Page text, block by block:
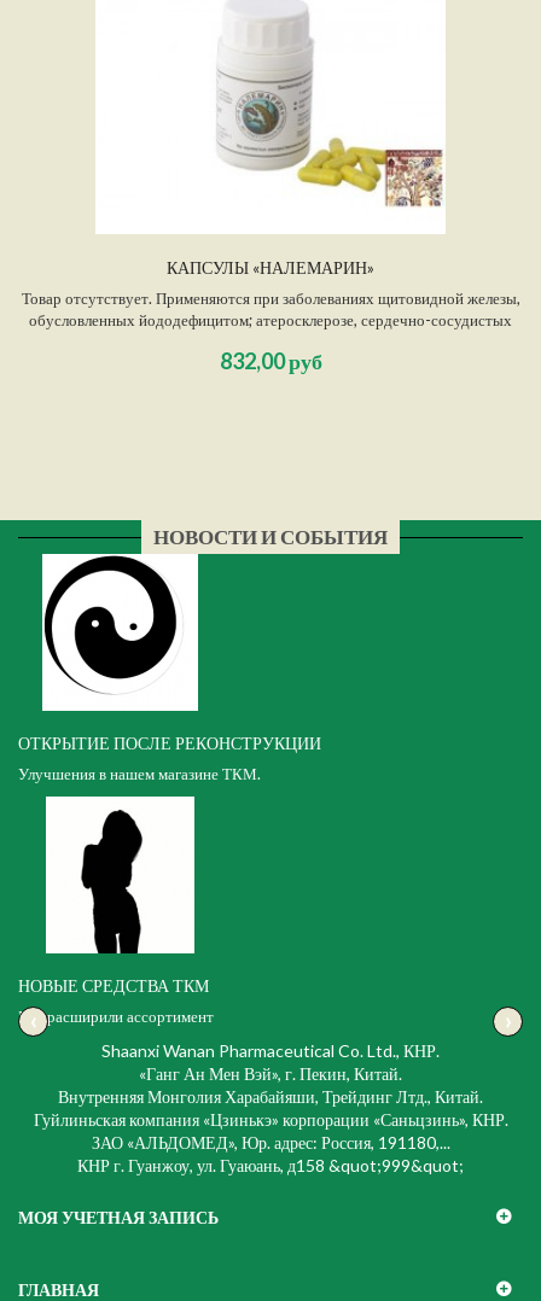
КАПСУЛЫ «НАЛЕМАРИН»
Товар отсутствует. Применяются при заболеваниях щитовидной железы,
обусловленных йододефицитом; атеросклерозе, сердечно-сосудистых
хронических запорах, дисбактериозе кишечника, сахарном диабете и
832,00 руб
НОВОСТИ И СОБЫТИЯ
ОТКРЫТИЕ ПОСЛЕ РЕКОНСТРУКЦИИ
Улучшения в нашем магазине ТКМ.
НОВЫЕ СРЕДСТВА ТКМ
Мы расширили ассортимент
‹ ›
Shaanxi Wanan Pharmaceutical Co. Ltd., КНР.
«Ганг Ан Мен Вэй», г. Пекин, Китай.
Внутренняя Монголия Харабайяши, Трейдинг Лтд., Китай.
Гуйлиньская компания «Цзинькэ» корпорации «Саньцзинь», КНР.
ЗАО «АЛЬДОМЕД», Юр. адрес: Россия, 191180,...
КНР г. Гуанжоу, ул. Гуаюань, д158 &quot;999&quot;
МОЯ УЧЕТНАЯ ЗАПИСЬ
ГЛАВНАЯ